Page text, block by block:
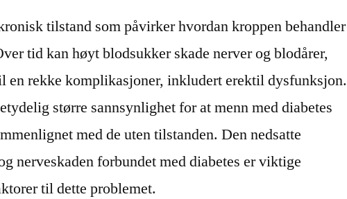
tilstand som påvirker hvordan kroppen behandler
tid kan høyt blodsukker skade nerver og blodårer,
en rekke komplikasjoner, inkludert erektil dysfunksjon.
større sannsynlighet for at menn med diabetes
med de uten tilstanden. Den nedsatte
nerveskaden forbundet med diabetes er viktige
til dette problemet.